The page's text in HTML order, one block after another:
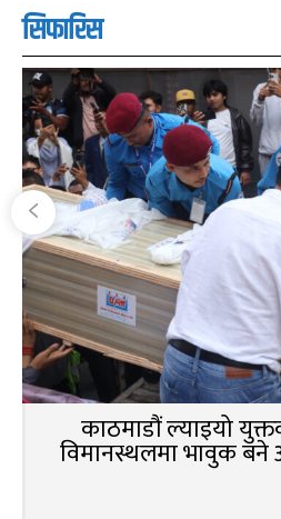
सिफारिस
काठमाडौं ल्याइयो
विमानस्थलमा भावुक